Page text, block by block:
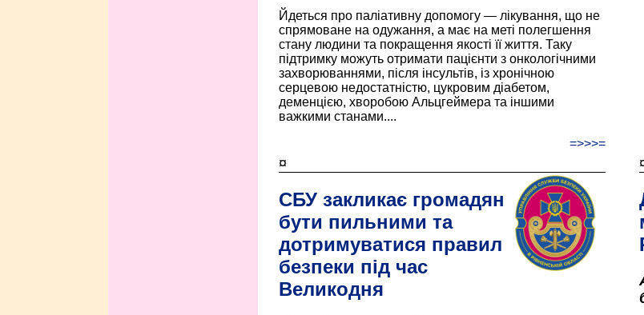
Йдеться про паліативну допомогу — лікування, що не
спрямоване на одужання, а має на меті полегшення
стану людини та покращення якості її життя. Таку
підтримку можуть отримати пацієнти з онкологічними
захворюваннями, після інсультів, із хронічною
серцевою недостатністю, цукровим діабетом,
деменцією, хворобою Альцгеймера та іншими
важкими станами....
=>>>=
¤
СБУ закликає громадян
бути пильними та
дотримуватися правил
безпеки під час
Великодня